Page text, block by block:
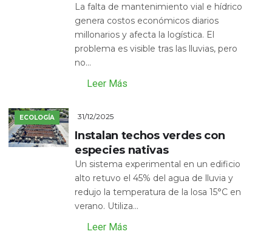
La falta de mantenimiento vial e hídrico
genera costos económicos diarios
millonarios y afecta la logística. El
problema es visible tras las lluvias, pero
no...
Leer Más
ECOLOGÍA 31/12/2025
Instalan techos verdes con
especies nativas
Un sistema experimental en un edificio
alto retuvo el 45% del agua de lluvia y
redujo la temperatura de la losa 15°C en
verano. Utiliza...
Leer Más